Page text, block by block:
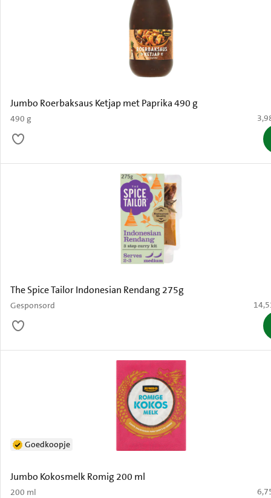
Jumbo Roerbaksaus Ketjap met Paprika 490 g
490 g €
The Spice Tailor Indonesian Rendang 275g
Gesponsord €
Jumbo Kokosmelk Romig 200 ml
200 ml
Goedkoopje
€